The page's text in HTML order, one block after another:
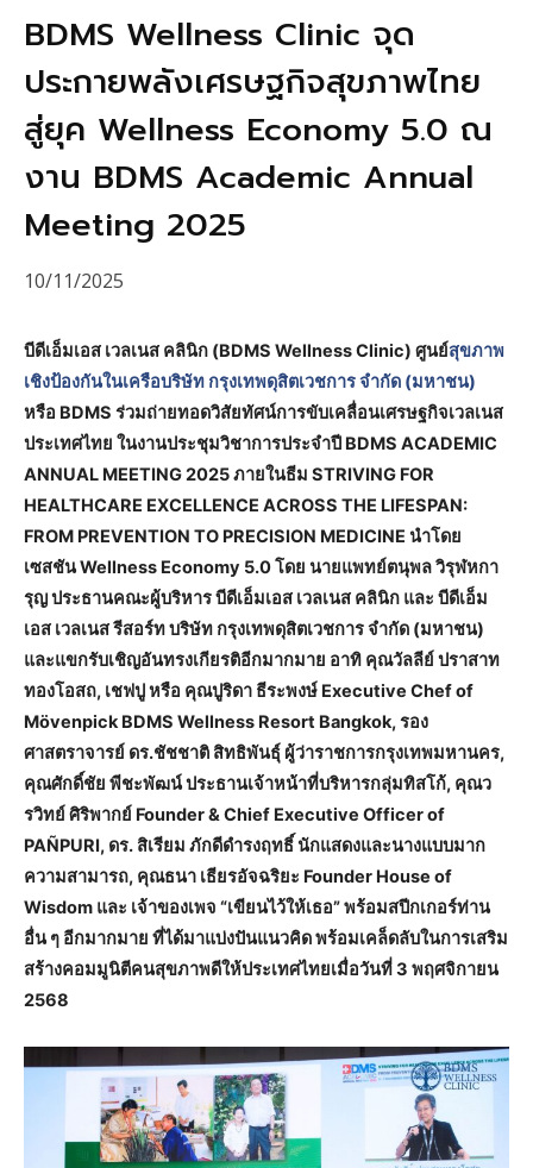
BDMS Wellness Clinic จุด
ประกายพลังเศรษฐกิจสุขภาพไทย
สู่ยุค Wellness Economy 5.0 ณ
งาน BDMS Academic Annual
Meeting 2025
10/11/2025
บีดีเอ็มเอส เวลเนส คลินิก (BDMS Wellness Clinic) ศูนย์สุขภาพ
เชิงป้องกันในเครือบริษัท กรุงเทพดุสิตเวชการ จำกัด (มหาชน)
หรือ BDMS ร่วมถ่ายทอดวิสัยทัศน์การขับเคลื่อนเศรษฐกิจเวลเนส
ประเทศไทย ในงานประชุมวิชาการประจำปี BDMS ACADEMIC
ANNUAL MEETING 2025 ภายในธีม STRIVING FOR
HEALTHCARE EXCELLENCE ACROSS THE LIFESPAN:
FROM PREVENTION TO PRECISION MEDICINE นำโดย
เซสชัน Wellness Economy 5.0 โดย นายแพทย์ตนุพล วิรุฬหกา
รุญ ประธานคณะผู้บริหาร บีดีเอ็มเอส เวลเนส คลินิก และ บีดีเอ็ม
เอส เวลเนส รีสอร์ท บริษัท กรุงเทพดุสิตเวชการ จำกัด (มหาชน)
และแขกรับเชิญอันทรงเกียรติอีกมากมาย อาทิ คุณวัลลีย์ ปราสาท
ทองโอสถ, เชฟปู หรือ คุณปูริดา ธีระพงษ์ Executive Chef of
Mövenpick BDMS Wellness Resort Bangkok, รอง
ศาสตราจารย์ ดร.ชัชชาติ สิทธิพันธุ์ ผู้ว่าราชการกรุงเทพมหานคร,
คุณศักดิ์ชัย พีชะพัฒน์ ประธานเจ้าหน้าที่บริหารกลุ่มทิสโก้, คุณว
รวิทย์ ศิริพากย์ Founder & Chief Executive Officer of
PAÑPURI, ดร. สิเรียม ภักดีดำรงฤทธิ์ นักแสดงและนางแบบมาก
ความสามารถ, คุณธนา เธียรอัจฉริยะ Founder House of
Wisdom และ เจ้าของเพจ “เขียนไว้ให้เธอ” พร้อมสปีกเกอร์ท่าน
อื่น ๆ อีกมากมาย ที่ได้มาแบ่งปันแนวคิด พร้อมเคล็ดลับในการเสริม
สร้างคอมมูนิตีคนสุขภาพดีให้ประเทศไทยเมื่อวันที่ 3 พฤศจิกายน
2568